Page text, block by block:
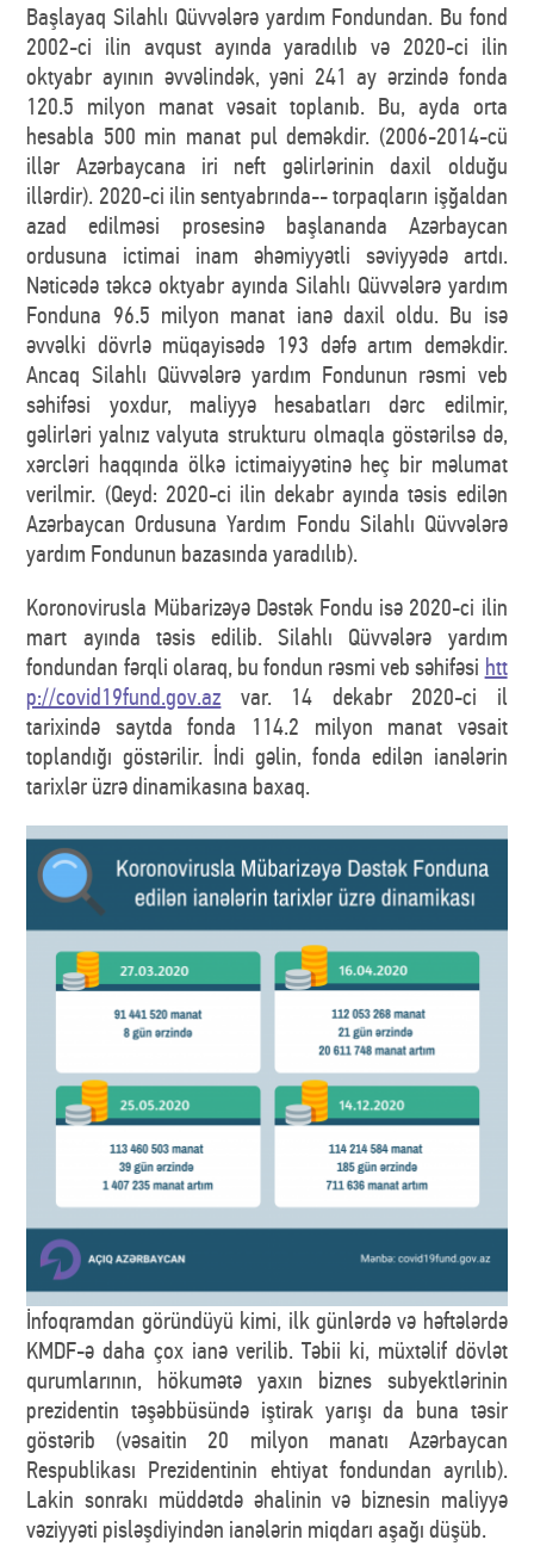
Başlayaq Silahlı Qüvvələrə yardım Fondundan. Bu fond
2002-ci ilin avqust ayında yaradılıb və 2020-ci ilin
oktyabr ayının əvvəlindək, yəni 241 ay ərzində fonda
120.5 milyon manat vəsait toplanıb. Bu, ayda orta
hesabla 500 min manat pul deməkdir. (2006-2014-cü
illər Azərbaycana iri neft gəlirlərinin daxil olduğu
illərdir). 2020-ci ilin sentyabrında-- torpaqların işğaldan
azad edilməsi prosesinə başlananda Azərbaycan
ordusuna ictimai inam əhəmiyyətli səviyyədə artdı.
Nəticədə təkcə oktyabr ayında Silahlı Qüvvələrə yardım
Fonduna 96.5 milyon manat ianə daxil oldu. Bu isə
əvvəlki dövrlə müqayisədə 193 dəfə artım deməkdir.
Ancaq Silahlı Qüvvələrə yardım Fondunun rəsmi veb
səhifəsi yoxdur, maliyyə hesabatları dərc edilmir,
gəlirləri yalnız valyuta strukturu olmaqla göstərilsə də,
xərcləri haqqında ölkə ictimaiyyətinə heç bir məlumat
verilmir. (Qeyd: 2020-ci ilin dekabr ayında təsis edilən
Azərbaycan Ordusuna Yardım Fondu Silahlı Qüvvələrə
yardım Fondunun bazasında yaradılıb).
Koronovirusla Mübarizəyə Dəstək Fondu isə 2020-ci ilin
mart ayında təsis edilib. Silahlı Qüvvələrə yardım
fondundan fərqli olaraq, bu fondun rəsmi veb səhifəsi htt
p://covid19fund.gov.az var. 14 dekabr 2020-ci il
tarixində saytda fonda 114.2 milyon manat vəsait
toplandığı göstərilir. İndi gəlin, fonda edilən ianələrin
tarixlər üzrə dinamikasına baxaq.
İnfoqramdan göründüyü kimi, ilk günlərdə və həftələrdə
KMDF-ə daha çox ianə verilib. Təbii ki, müxtəlif dövlət
qurumlarının, hökumətə yaxın biznes subyektlərinin
prezidentin təşəbbüsündə iştirak yarışı da buna təsir
göstərib (vəsaitin 20 milyon manatı Azərbaycan
Respublikası Prezidentinin ehtiyat fondundan ayrılıb).
Lakin sonrakı müddətdə əhalinin və biznesin maliyyə
vəziyyəti pisləşdiyindən ianələrin miqdarı aşağı düşüb.